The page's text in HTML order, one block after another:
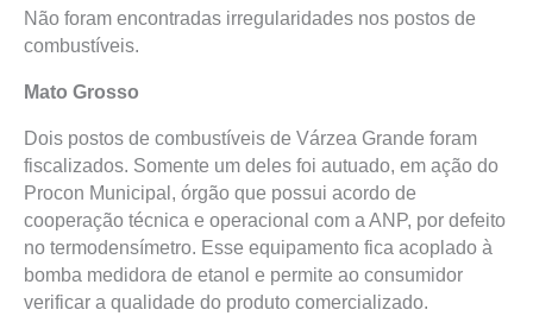
Não foram encontradas irregularidades nos postos de
combustíveis.
Mato Grosso
Dois postos de combustíveis de Várzea Grande foram
fiscalizados. Somente um deles foi autuado, em ação do
Procon Municipal, órgão que possui acordo de
cooperação técnica e operacional com a ANP, por defeito
no termodensímetro. Esse equipamento fica acoplado à
bomba medidora de etanol e permite ao consumidor
verificar a qualidade do produto comercializado.